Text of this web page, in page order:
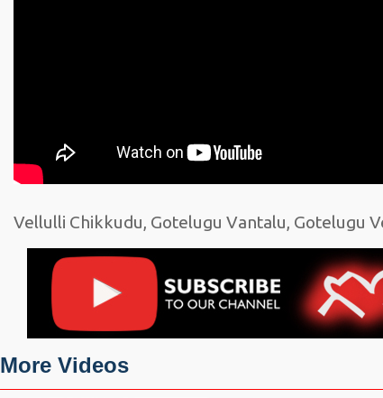
Vellulli Chikkudu, Gotelugu Vantalu, Gotelugu
More Videos